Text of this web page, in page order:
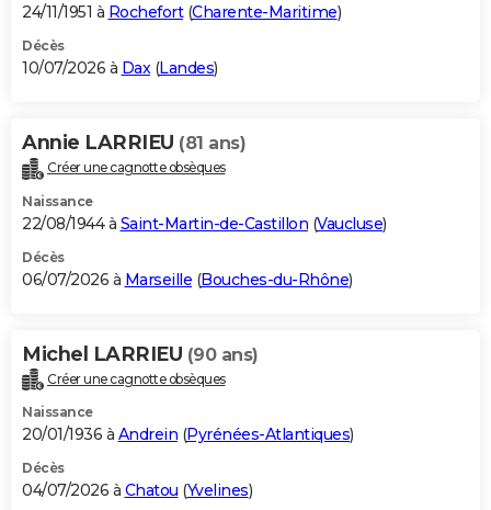
24/11/1951 à Rochefort(Charente-Maritime)
Décès
10/07/2026 à Dax(Landes)
Annie LARRIEU (81 ans)
Créer une cagnotte obsèques
Naissance
22/08/1944 à Saint-Martin-de-Castillon (Vaucluse)
Décès
06/07/2026 à Marseille (Bouches-du-Rhône)
Michel LARRIEU (90 ans)
Créer une cagnotte obsèques
Naissance
20/01/1936 à Andrein (Pyrénées-Atlantiques)
Décès
04/07/2026 à Chatou (Yvelines)